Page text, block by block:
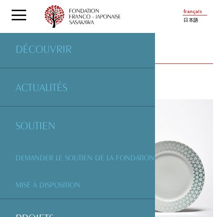
français
日本語
DÉCOUVRIR
ACTUALITÉS
SOUTIEN
DEMANDER LE SOUTIEN DE LA FONDATION
MISE À DISPOSITION
PROJETSSOUTENUS PAR LA FONDATION